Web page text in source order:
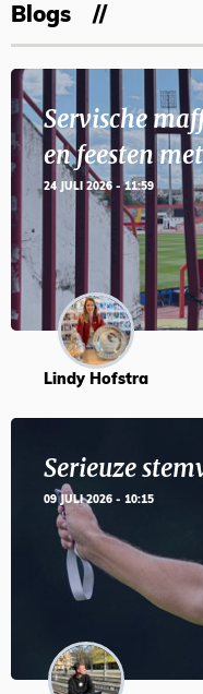
Blogs
Servische
en feesten
24 JULI 2026 - 11:59
Lindy Hofstra
Serieuze
09 JULI 2026 - 10:15